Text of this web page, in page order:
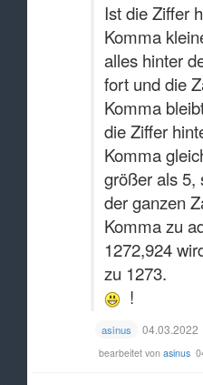
Ist die Ziffer
Komma
alles hinter
fort und die
Komma
die Ziffer
Komma
größer als 5,
der ganzen
Komma zu
1272,924
zu 1273.
!
asinus 04.03.2022
bearbeitet von asinus